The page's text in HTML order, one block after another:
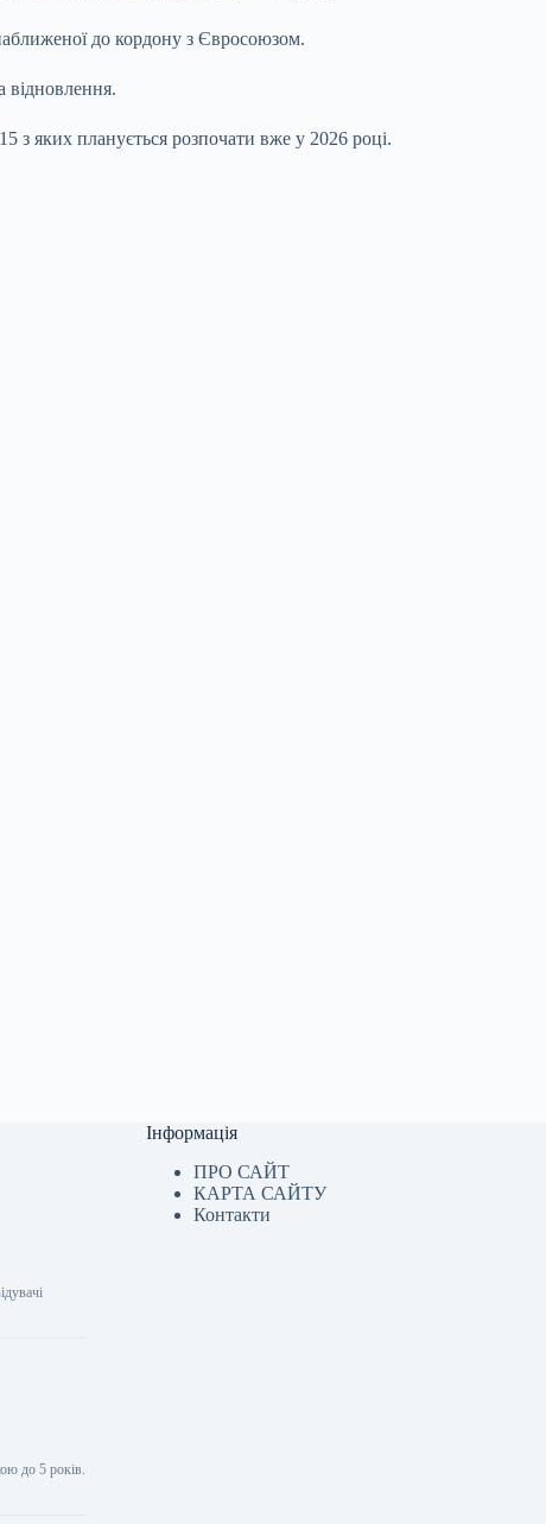
до кордону з Євросоюзом.
відновлення.
з яких планується розпочати вже у 2026 році.
до 5 років.
Інформація
ПРО САЙТ
КАРТА САЙТУ
Контакти